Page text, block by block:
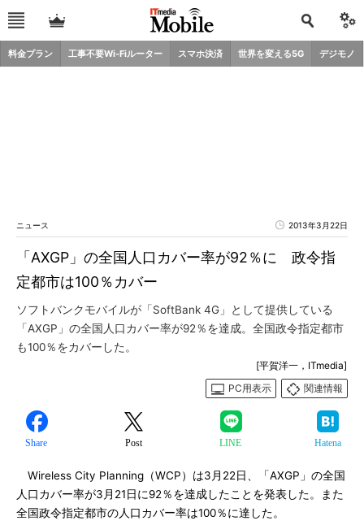
料金プラン 工事不要Wi-Fiルーター スマホ決済 世界を変える5G デジモノ
ニュース 2013年3月22日
「AXGP」の全国人口カバー率が92％に 政令指
定都市は100％カバー
ソフトバンクモバイルが「SoftBank 4G」として提供している
「AXGP」の全国人口カバー率が92％を達成。全国政令指定都市
も100％をカバーした。
[平賀洋一，ITmedia]
PC用表示
関連情報
Share Post LINE Hatena
Wireless City Planning（WCP）は3月22日、「AXGP」の全国
人口カバー率が3月21日に92％を達成したことを発表した。また
全国政令指定都市の人口カバー率は100％に達した。